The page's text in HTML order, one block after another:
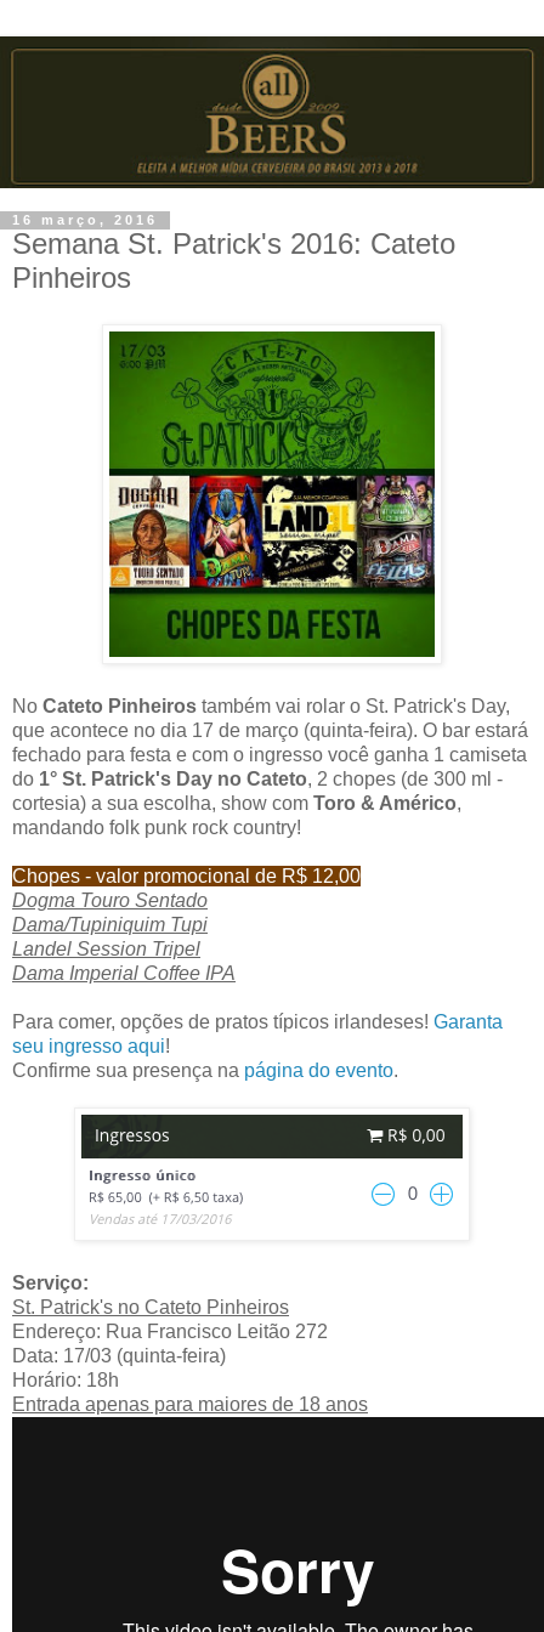
16 março, 2016
Semana St. Patrick's 2016: Cateto
Pinheiros
No Cateto Pinheiros também vai rolar o St. Patrick's Day,
que acontece no dia 17 de março (quinta-feira). O bar estará
fechado para festa e com o ingresso você ganha 1 camiseta
do 1° St. Patrick's Day no Cateto, 2 chopes (de 300 ml -
cortesia) a sua escolha, show com Toro & Américo,
mandando folk punk rock country!
Chopes - valor promocional de R$ 12,00
Dogma Touro Sentado
Dama/Tupiniquim Tupi
Landel Session Tripel
Dama Imperial Coffee IPA
Para comer, opções de pratos típicos irlandeses! Garanta
seu ingresso aqui!
Confirme sua presença na página do evento.
Serviço:
St. Patrick's no Cateto Pinheiros
Endereço: Rua Francisco Leitão 272
Data: 17/03 (quinta-feira)
Horário: 18h
Entrada apenas para maiores de 18 anos